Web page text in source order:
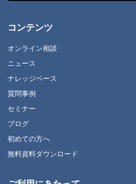
コンテンツ
オンライン相談
ニュース
ナレッジベース
質問事例
セミナー
ブログ
初めての方へ
無料資料ダウンロード